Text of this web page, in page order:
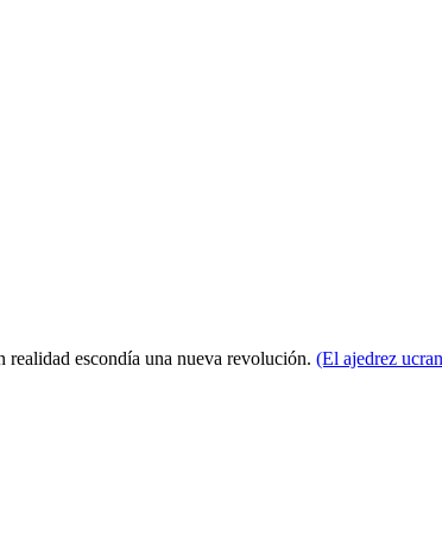
escondía una nueva revolución. (El ajedrez